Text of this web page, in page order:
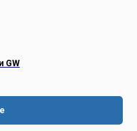
GW